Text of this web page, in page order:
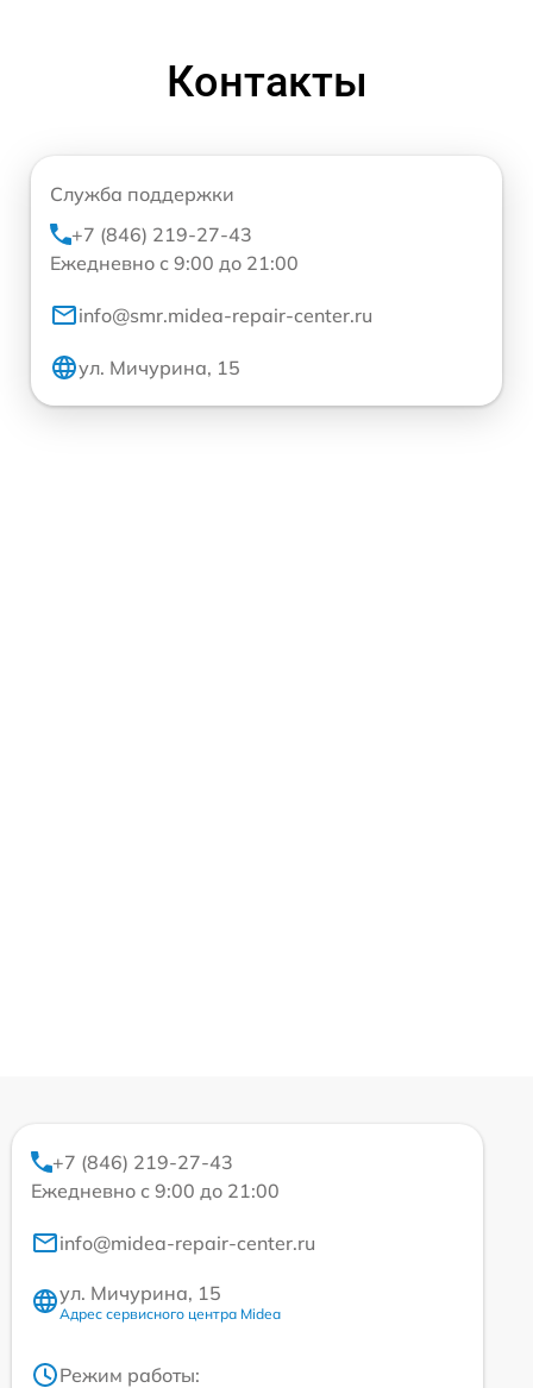
Контакты
Служба поддержки
+7 (846) 219-27-43
Ежедневно с 9:00 до 21:00
info@smr.midea-repair-center.ru
ул. Мичурина, 15
+7 (846) 219-27-43
Ежедневно с 9:00 до 21:00
info@midea-repair-center.ru
ул. Мичурина, 15
Адрес сервисного центра Midea
Режим работы: